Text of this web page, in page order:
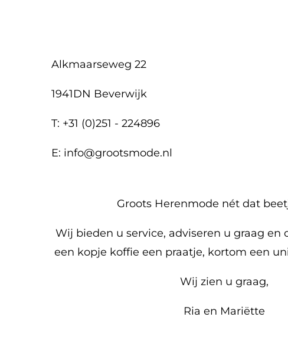
Alkmaarseweg 22
1941DN Beverwijk
T: +31 (0)251 - 224896
E: info@grootsmode.nl
Groots Herenmode nét dat
Wij bieden u service, adviseren u graag en
een kopje koffie een praatje, kortom een
Wij zien u graag,
Ria en Mariëtte